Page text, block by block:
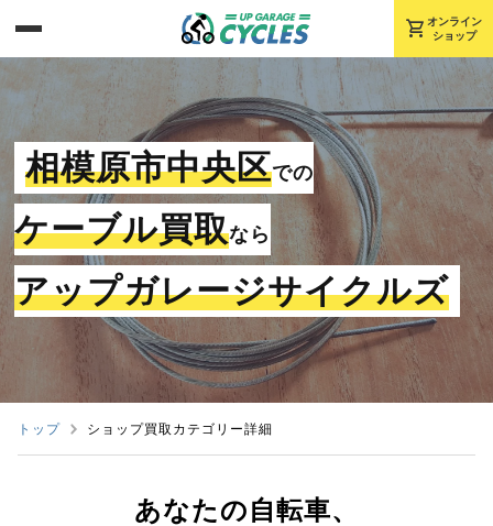
shopping_cart オンライン
ショップ
相模原市中央区での
ケーブル買取なら
アップガレージサイクルズ
トップ ショップ買取カテゴリー詳細
あなたの自転車、